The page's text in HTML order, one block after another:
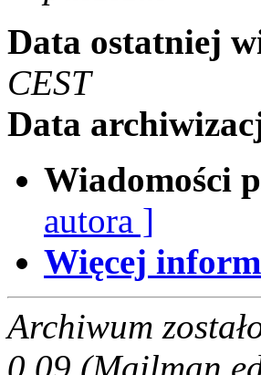
Data ostatniej
CEST
Data
Wiadomości
autora ]
Więcej
Archiwum